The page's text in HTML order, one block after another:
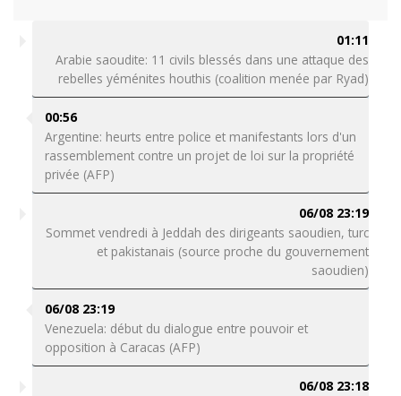
01:11
Arabie saoudite: 11 civils blessés dans une attaque des
rebelles yéménites houthis (coalition menée par Ryad)
00:56
Argentine: heurts entre police et manifestants lors d'un
rassemblement contre un projet de loi sur la propriété
privée (AFP)
06/08 23:19
Sommet vendredi à Jeddah des dirigeants saoudien, turc
et pakistanais (source proche du gouvernement
saoudien)
06/08 23:19
Venezuela: début du dialogue entre pouvoir et
opposition à Caracas (AFP)
06/08 23:18